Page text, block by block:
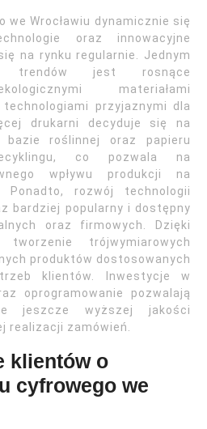
we Wrocławiu dynamicznie się
oraz innowacyjne
na rynku regularnie. Jednym
trendów jest rosnące
materiałami
przyjaznymi dla
drukarni decyduje się na
roślinnej oraz papieru
co pozwala na
wpływu produkcji na
Ponadto, rozwój technologii
bardziej popularny i dostępny
oraz firmowych. Dzięki
trójwymiarowych
produktów dostosowanych
klientów. Inwestycje w
oprogramowanie pozwalają
jeszcze wyższej jakości
realizacji zamówień.
klientów o
cyfrowego we